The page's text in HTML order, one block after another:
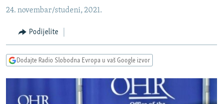
glavnu
Pređite
na
pretragu
CRNA GORA
VIZUELNO
RAT U UKRAJINI
24. novembar/studeni, 2021.
Podijelite
Dodajte Radio Slobodna Evropa u vaš Google izvor